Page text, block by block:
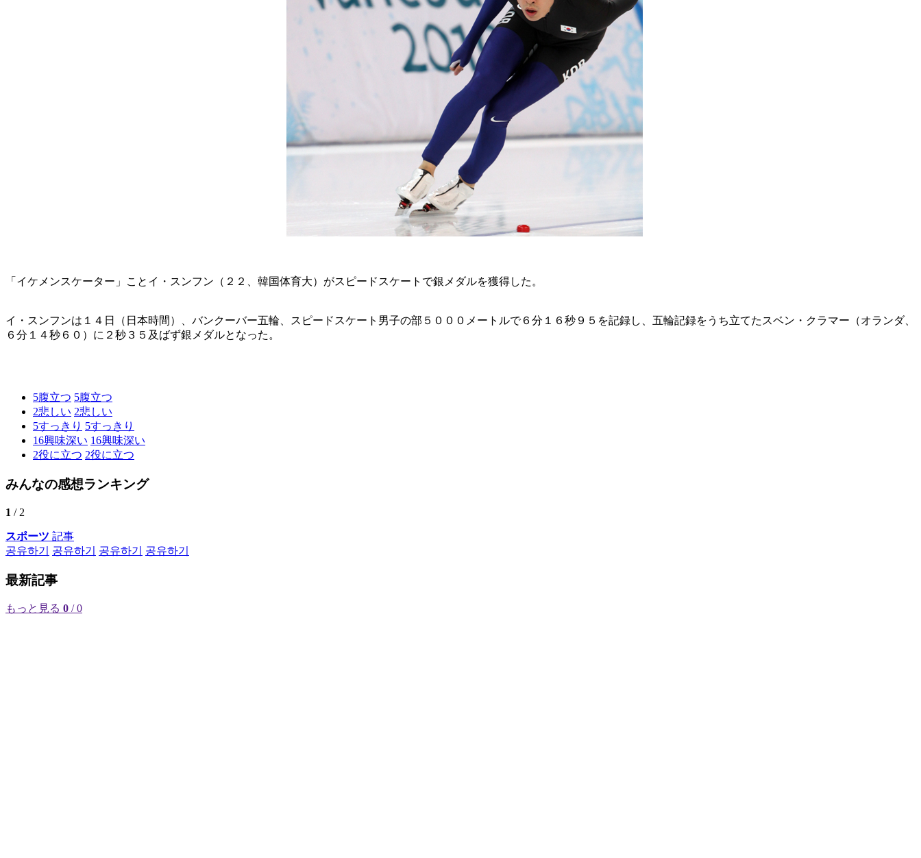
「イケメンスケーター」ことイ・スンフン（２２、韓国体育大）がスピードスケートで銀メダルを獲得した。
イ・スンフンは１４日（日本時間）、バンクーバー五輪、スピードスケート男子の部５０００メートルで６分１６秒９５を記録し、五輪記録をうち立てたスベン・クラマー（オランダ、
６分１４秒６０）に２秒３５及ばず銀メダルとなった。
5腹立つ 5腹立つ
2悲しい 2悲しい
5すっきり 5すっきり
16興味深い 16興味深い
2役に立つ 2役に立つ
みんなの感想ランキング
1 / 2
スポーツ 記事
공유하기
공유하기 공유하기 공유하기
最新記事
もっと見る 0 / 0